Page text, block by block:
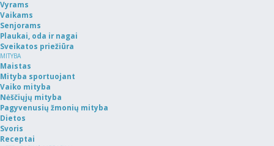
Vyrams
Vaikams
Senjorams
Plaukai, oda ir nagai
Sveikatos priežiūra
MITYBA
Maistas
Mityba sportuojant
Vaiko mityba
Nėščiųjų mityba
Pagyvenusių žmonių mityba
Dietos
Svoris
Receptai